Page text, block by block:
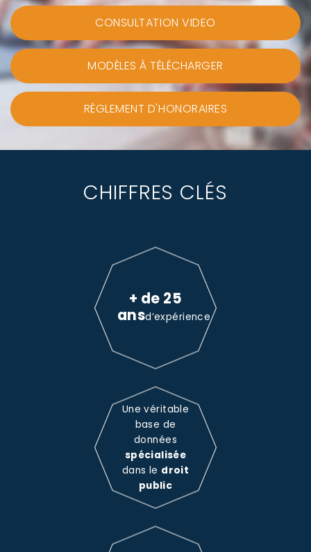
CONSULTATION VIDEO
MODÈLES À TÉLÉCHARGER
RÈGLEMENT D'HONORAIRES
CHIFFRES CLÉS
+ de 25
ansd’expérience
Une véritable
base de
données
spécialisée
dans le droit
public